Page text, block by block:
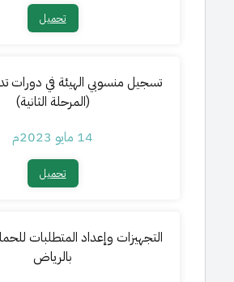
تحميل​
تسجيل منسوبي الهيئة في دورات
(المرحلة الثانية)
14 مايو 2023م
تحميل​
التجهيزات وإعداد المتطلبات
بالرياض